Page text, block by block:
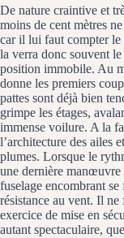
De nature craintive et
moins de cent mètres
car il lui faut compter le
la verra donc souvent
position immobile. Au
donne les premiers
pattes sont déjà bien
grimpe les étages,
immense voilure. A la
l’architecture des ailes
plumes. Lorsque le
une dernière manœuvre
fuselage encombrant
résistance au vent. Il
exercice de mise en
autant spectaculaire,